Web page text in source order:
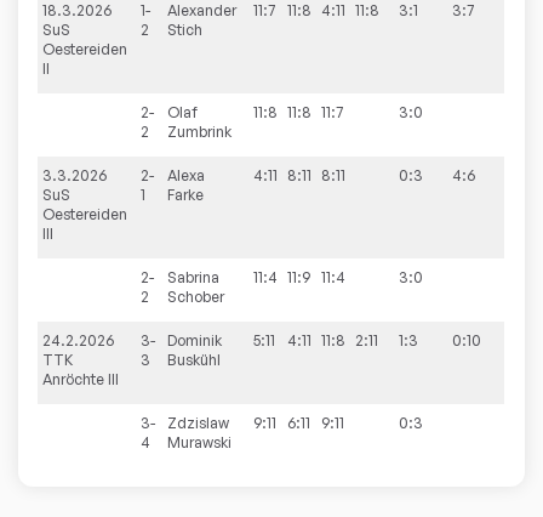
18.3.2026
SuS
Oestereiden
II
1-
2
Alexander
Stich
11:7 11:8 4:11 11:8 3:1 3:7
2-
2
Olaf
Zumbrink
11:8 11:8 11:7 3:0
3.3.2026
SuS
Oestereiden
III
2-
1
Alexa
Farke
4:11 8:11 8:11 0:3 4:6
2-
2
Sabrina
Schober
11:4 11:9 11:4 3:0
24.2.2026
TTK
Anröchte III
3-
3
Dominik
Buskühl
5:11 4:11 11:8 2:11 1:3 0:10
3-
4
Zdzislaw
Murawski
9:11 6:11 9:11 0:3